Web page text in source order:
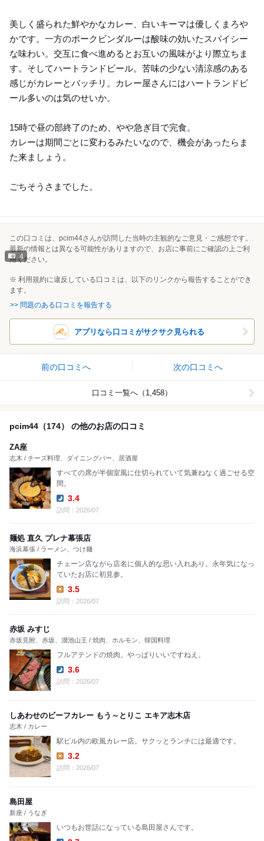
美しく盛られた鮮やかなカレー、白いキーマは優しくまろや
かです。一方のポークビンダルーは酸味の効いたスパイシー
な味わい。交互に食べ進めるとお互いの風味がより際立ちま
す。そしてハートランドビール。苦味の少ない清涼感のある
感じがカレーとバッチリ。カレー屋さんにはハートランドビ
ール多いのは気のせいか。
15時で昼の部終了のため、やや急ぎ目で完食。
カレーは期間ごとに変わるみたいなので、機会があったらま
た来ましょう。
ごちそうさまでした。
4
この口コミは、pcim44さんが訪問した当時の主観的なご意見・ご感想です。
最新の情報とは異なる可能性がありますので、お店に事前にご確認の上ご利
用ください。
※ 利用規約に違反している口コミは、以下のリンクから報告することができ
ます。
>> 問題のある口コミを報告する
アプリなら口コミがサクサク見られる
前の口コミへ 次の口コミへ
口コミ一覧へ（1,458）
pcim44（174） の他のお店の口コミ
ZA座
志木 / チーズ料理、ダイニングバー、居酒屋
すべての席が半個室風に仕切られていて気兼ねなく過ごせる空
間。
Dinner:
3.4
訪問：2026/07
麺処 直久 プレナ幕張店
海浜幕張 / ラーメン、つけ麺
チェーン店ながら店名に個人的な思い入れあり。永年気になっ
ていたお店に初見参。
Lunch:
3.5
訪問：2026/07
赤坂 みすじ
赤坂見附、赤坂、溜池山王 / 焼肉、ホルモン、韓国料理
フルアテンドの焼肉。やっぱりいいですねえ。
Dinner:
3.6
訪問：2026/07
しあわせのビーフカレー もう～とりこ エキア志木店
志木 / カレー
駅ビル内の欧風カレー店。サクッとランチには最適です。
Lunch:
3.2
訪問：2026/07
島田屋
新座 / うなぎ
いつもお世話になっている島田屋さんです。